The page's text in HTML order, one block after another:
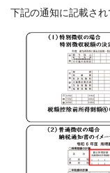
下記の通知に記載され